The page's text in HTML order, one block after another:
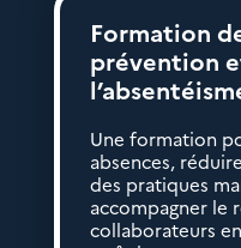
Formation
prévention
Une formation
absences,
des pratiques
accompagner le
collaborateurs